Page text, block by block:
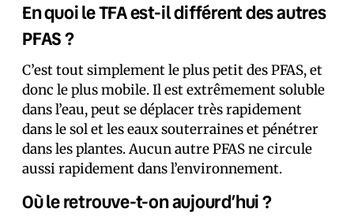
En quoi le TFA est-il différent des autres
PFAS ?
C’est tout simplement le plus petit des PFAS, et
donc le plus mobile. Il est extrêmement soluble
dans l’eau, peut se déplacer très rapidement
dans le sol et les eaux souterraines et pénétrer
dans les plantes. Aucun autre PFAS ne circule
aussi rapidement dans l’environnement.
Où le retrouve-t-on aujourd’hui ?